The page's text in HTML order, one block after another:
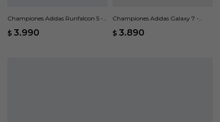
Championes Adidas Runfalcon 5 -
$ 3.990
Championes Adidas Galaxy 7 -
$ 3.890